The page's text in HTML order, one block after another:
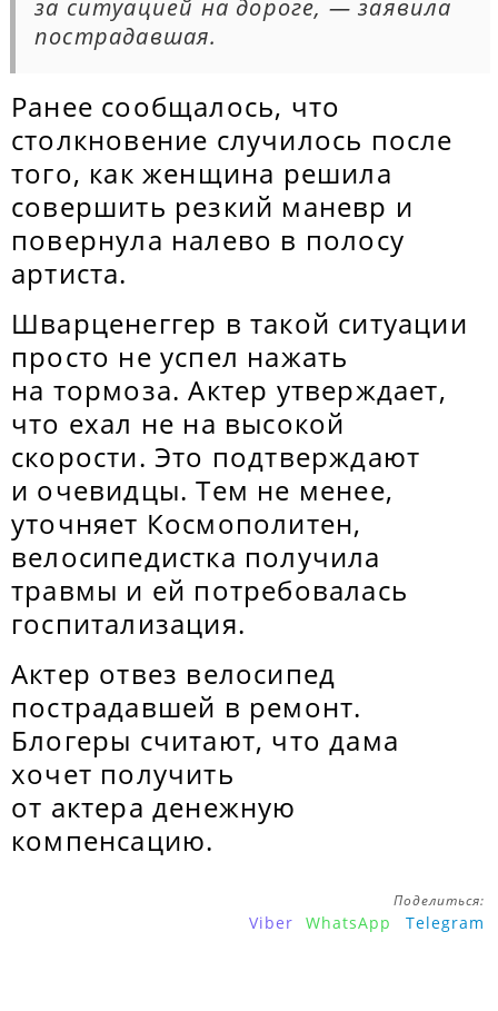
за ситуацией на дороге, ― заявила
пострадавшая.
Ранее сообщалось, что
столкновение случилось после
того, как женщина решила
совершить резкий маневр и
повернула налево в полосу
артиста.
Шварценеггер в такой ситуации
просто не успел нажать
на тормоза. Актер утверждает,
что ехал не на высокой
скорости. Это подтверждают
и очевидцы. Тем не менее,
уточняет Космополитен,
велосипедистка получила
травмы и ей потребовалась
госпитализация.
Актер отвез велосипед
пострадавшей в ремонт.
Блогеры считают, что дама
хочет получить
от актера денежную
компенсацию.
Поделиться:
Viber WhatsApp Telegram